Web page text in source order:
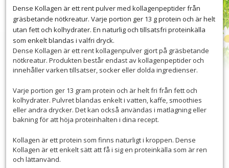
Dense Kollagen är ett rent pulver med kollagenpeptider från
gräsbetande nötkreatur. Varje portion ger 13 g protein och är helt
utan fett och kolhydrater. En naturlig och tillsatsfri proteinkälla
som enkelt blandas i valfri dryck.
Dense Kollagen är ett rent kollagenpulver gjort på gräsbetande
nötkreatur. Produkten består endast av kollagenpeptider och
innehåller varken tillsatser, socker eller dolda ingredienser.
Varje portion ger 13 gram protein och är helt fri från fett och
kolhydrater. Pulvret blandas enkelt i vatten, kaffe, smoothies
eller andra drycker. Det kan också användas i matlagning eller
bakning för att höja proteinhalten i dina recept.
Kollagen är ett protein som finns naturligt i kroppen. Dense
Kollagen är ett enkelt sätt att få i sig en proteinkälla som är ren
och lättanvänd.